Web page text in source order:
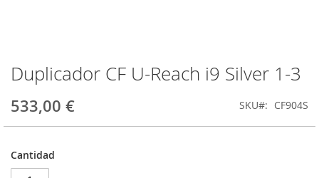
Duplicador CF U-Reach i9 Silver 1-3
533,00 € SKU CF904S
Cantidad
Saltar
al
comienzo
de
la
de
imágenes